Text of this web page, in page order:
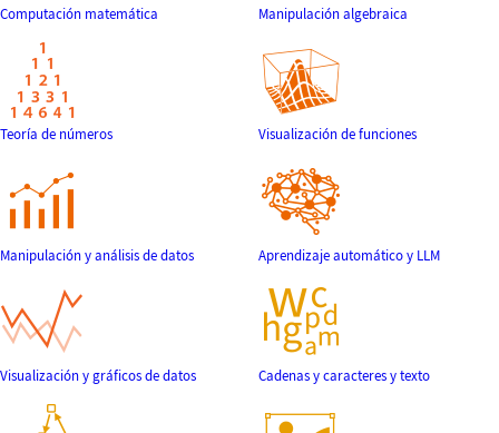
Computación matemática Manipulación algebraica
Teoría de números Visualización de funciones
Manipulación y análisis de datos Aprendizaje automático y LLM
Visualización y gráficos de datos Cadenas y caracteres y texto